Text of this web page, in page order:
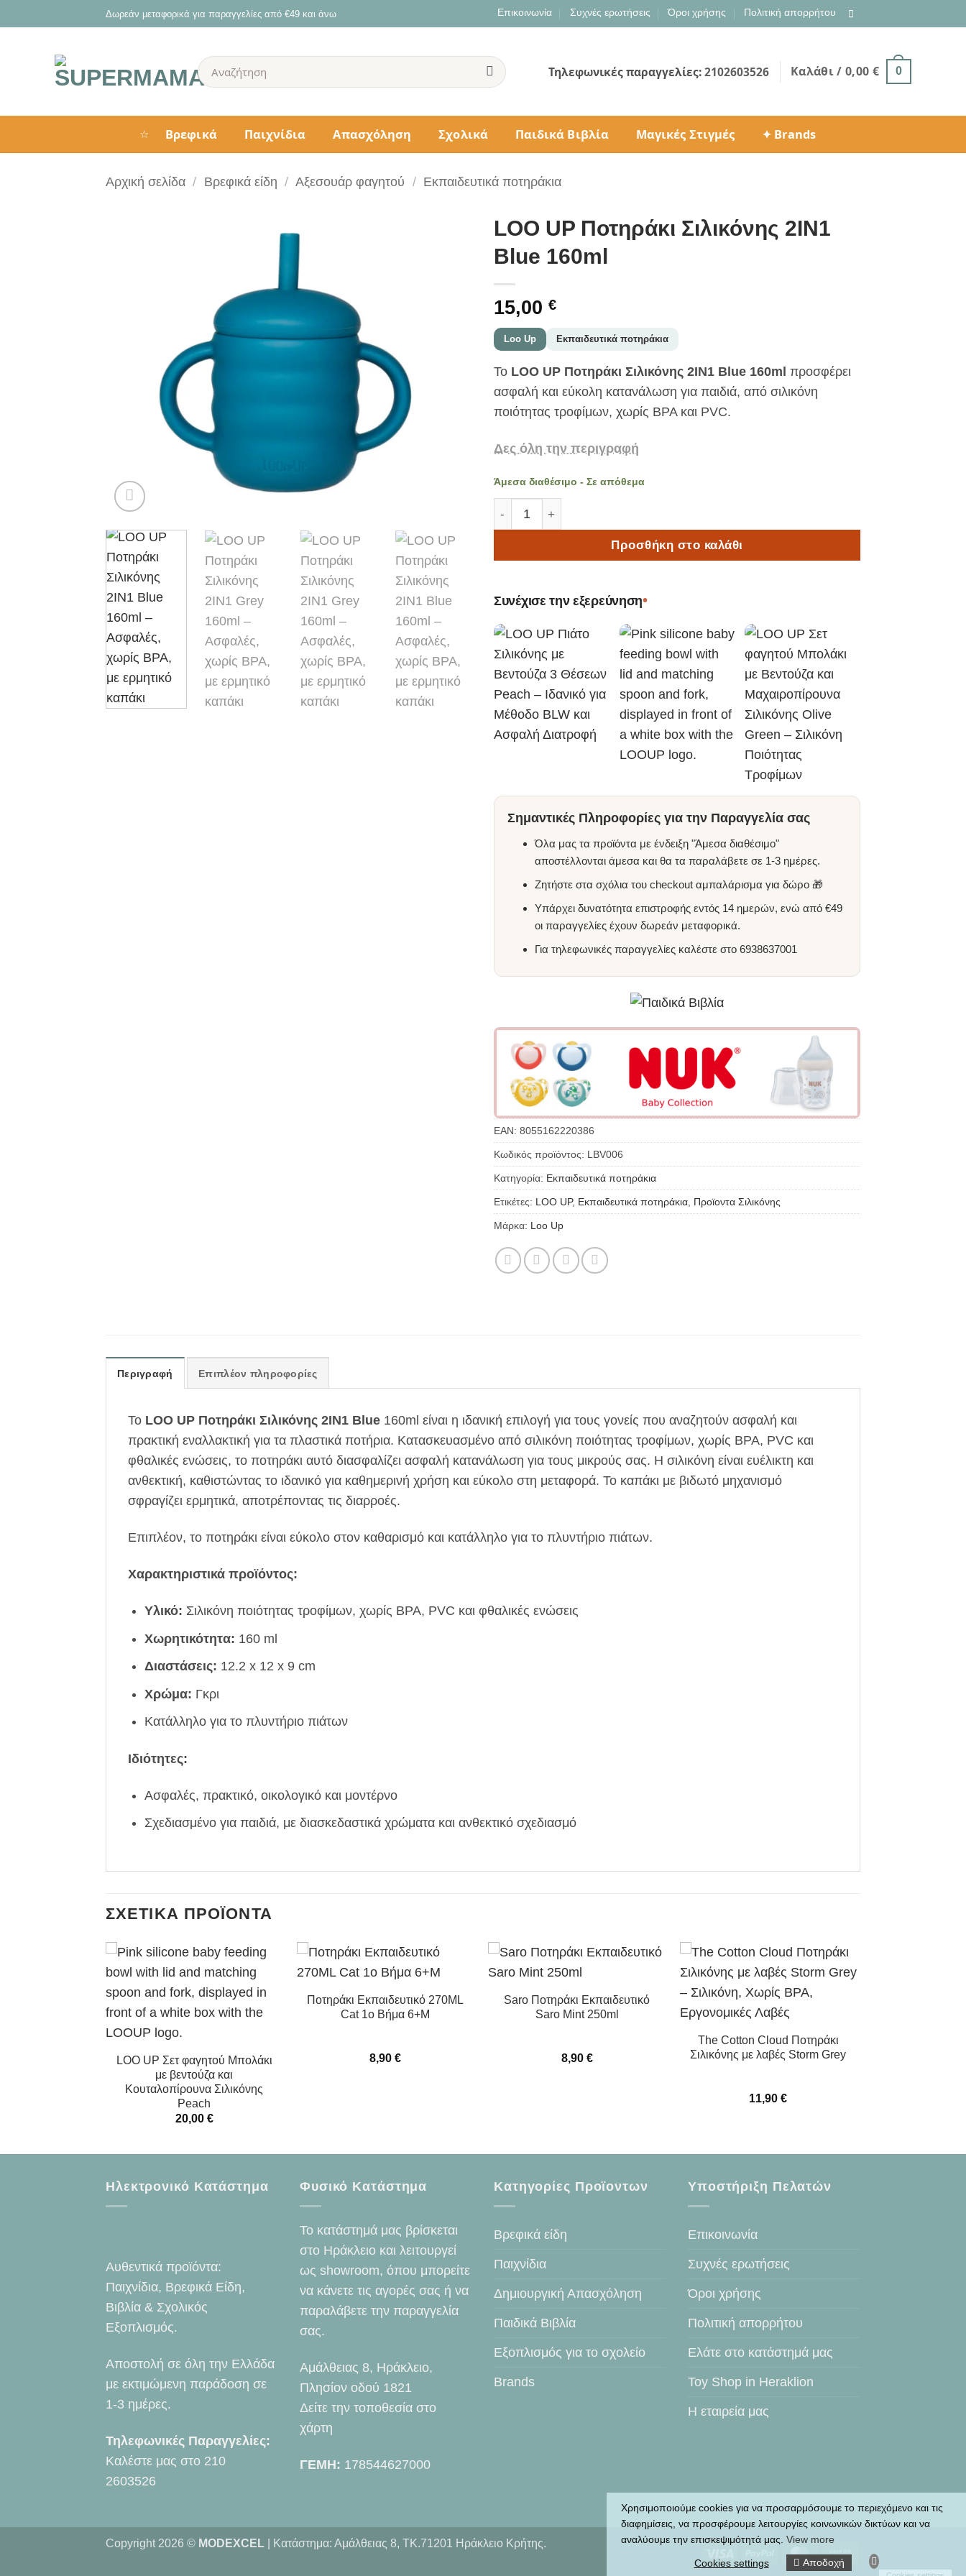
στο
Δωρεάν μεταφορικά για παραγγελίες από €49 και άνω Επικοινωνία Συχνές ερωτήσεις Όροι χρήσης Πολιτική απορρήτου
Αναζήτηση
για:
Τηλεφωνικές παραγγελίες:2102603526 Καλάθι / 0,00 € 0
☆ Βρεφικά Παιχνίδια Απασχόληση Σχολικά Παιδικά Βιβλία Μαγικές Στιγμές ✦ Brands
Αρχική σελίδα / Βρεφικά είδη / Αξεσουάρ φαγητού / Εκπαιδευτικά ποτηράκια
LOO UP Ποτηράκι Σιλικόνης 2IN1
Blue 160ml
15,00 €
Loo Up Εκπαιδευτικά ποτηράκια
Το LOO UP Ποτηράκι Σιλικόνης 2IN1 Blue 160ml προσφέρει
ασφαλή και εύκολη κατανάλωση για παιδιά, από σιλικόνη
ποιότητας τροφίμων, χωρίς BPA και PVC.
Δες όλη την περιγραφή
Άμεσα διαθέσιμο - Σε απόθεμα
Προσθήκη στο καλάθι
Συνέχισε την εξερεύνηση•
Σημαντικές Πληροφορίες για την Παραγγελία σας
Όλα μας τα προϊόντα με ένδειξη "Άμεσα διαθέσιμο"
αποστέλλονται άμεσα και θα τα παραλάβετε σε 1-3 ημέρες.
Ζητήστε στα σχόλια του checkout αμπαλάρισμα για δώρο 🎁
Υπάρχει δυνατότητα επιστροφής εντός 14 ημερών, ενώ από €49
οι παραγγελίες έχουν δωρεάν μεταφορικά.
Για τηλεφωνικές παραγγελίες καλέστε στο 6938637001
EAN: 8055162220386
Κωδικός προϊόντος: LBV006
Κατηγορία: Εκπαιδευτικά ποτηράκια
Ετικέτες: LOO UP, Εκπαιδευτικά ποτηράκια, Προϊοντα Σιλικόνης
Μάρκα: Loo Up
Περιγραφή Επιπλέον πληροφορίες
Το LOO UP Ποτηράκι Σιλικόνης 2IN1 Blue 160ml είναι η ιδανική επιλογή για τους γονείς που αναζητούν ασφαλή και
πρακτική εναλλακτική για τα πλαστικά ποτήρια. Κατασκευασμένο από σιλικόνη ποιότητας τροφίμων, χωρίς BPA, PVC και
φθαλικές ενώσεις, το ποτηράκι αυτό διασφαλίζει ασφαλή κατανάλωση για τους μικρούς σας. Η σιλικόνη είναι ευέλικτη και
ανθεκτική, καθιστώντας το ιδανικό για καθημερινή χρήση και εύκολο στη μεταφορά. Το καπάκι με βιδωτό μηχανισμό
σφραγίζει ερμητικά, αποτρέποντας τις διαρροές.
Επιπλέον, το ποτηράκι είναι εύκολο στον καθαρισμό και κατάλληλο για το πλυντήριο πιάτων.
Χαρακτηριστικά προϊόντος:
Υλικό: Σιλικόνη ποιότητας τροφίμων, χωρίς BPA, PVC και φθαλικές ενώσεις
Χωρητικότητα: 160 ml
Διαστάσεις: 12.2 x 12 x 9 cm
Χρώμα: Γκρι
Κατάλληλο για το πλυντήριο πιάτων
Ιδιότητες:
Ασφαλές, πρακτικό, οικολογικό και μοντέρνο
Σχεδιασμένο για παιδιά, με διασκεδαστικά χρώματα και ανθεκτικό σχεδιασμό
ΣΧΕΤΙΚΆ ΠΡΟΪΌΝΤΑ
LOO UP Σετ φαγητού Μπολάκι
με βεντούζα και
Κουταλοπίρουνα Σιλικόνης
Peach
20,00 €
Ποτηράκι Εκπαιδευτικό 270ML
Cat 1ο Βήμα 6+Μ
8,90€
Saro Ποτηράκι Εκπαιδευτικό
Saro Mint 250ml
8,90 €
The Cotton Cloud Ποτηράκι
Σιλικόνης με λαβές Storm Grey
11,90€
Ηλεκτρονικό Κατάστημα
Αυθεντικά προϊόντα:
Παιχνίδια, Βρεφικά Είδη,
Βιβλία & Σχολικός
Εξοπλισμός.
Αποστολή σε όλη την Ελλάδα
με εκτιμώμενη παράδοση σε
1-3 ημέρες.
Τηλεφωνικές Παραγγελίες:
Καλέστε μας στο 210
2603526
Φυσικό Κατάστημα
Το κατάστημά μας βρίσκεται
στο Ηράκλειο και λειτουργεί
ως showroom, όπου μπορείτε
να κάνετε τις αγορές σας ή να
παραλάβετε την παραγγελία
σας.
Αμάλθειας 8, Ηράκλειο,
Πλησίον οδού 1821
Δείτε την τοποθεσία στο
χάρτη
ΓΕΜΗ: 178544627000
Κατηγορίες Προϊοντων
Βρεφικά είδη
Παιχνίδια
Δημιουργική Απασχόληση
Παιδικά Βιβλία
Εξοπλισμός για το σχολείο
Brands
Υποστήριξη Πελατών
Επικοινωνία
Συχνές ερωτήσεις
Όροι χρήσης
Πολιτική απορρήτου
Ελάτε στο κατάστημά μας
Toy Shop in Heraklion
Η εταιρεία μας
PayPal MasterCard
Cash
Copyright 2026 © MODEXCEL | Κατάστημα: Αμάλθειας 8, ΤΚ.71201 Ηράκλειο Κρήτης.
Χρησιμοποιούμε cookies για να προσαρμόσουμε το περιεχόμενο και τις
διαφημίσεις, να προσφέρουμε λειτουργίες κοινωνικών δικτύων και να
αναλύουμε την επισκεψιμότητά μας. View more
Cookies settings Αποδοχή